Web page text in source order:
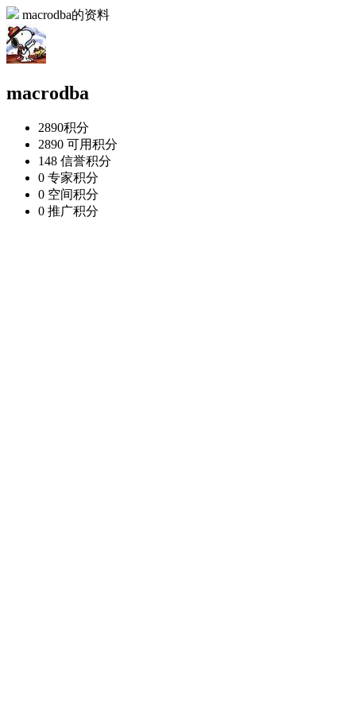
macrodba的资料
macrodba
2890积分
2890 可用积分
148 信誉积分
0 专家积分
0 空间积分
0 推广积分